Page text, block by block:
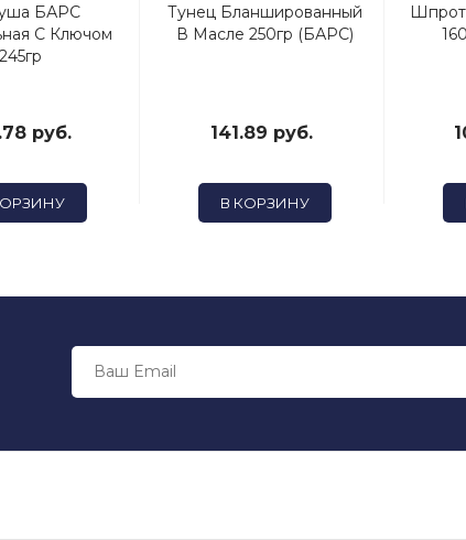
БАРС
С Ключом
245гр
руб.
Тунец Бланшированный
В Масле 250гр (БАРС)
141.89 руб.
В КОРЗИНУ